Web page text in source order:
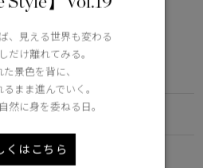
LIGHTWEIGHT
アクティブな活動に適した軽さ
Learn more about TEI
、見える世界も変わる
だけ離れてみる。
た景色を背に、
まま進んでいく。
然に身を委ねる日。
くはこちら